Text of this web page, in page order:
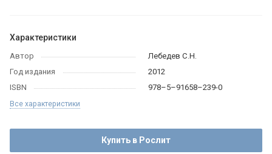
Характеристики
Автор
Лебедев С.Н.
Год издания
2012
ISBN
978–5–91658–239-0
Все характеристики
Купить в Рослит